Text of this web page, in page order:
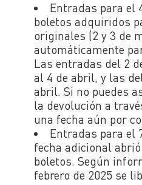
Entradas para el
boletos adquiridos
originales (2 y 3 de
automáticamente
Las entradas del 2
al 4 de abril, y las
abril. Si no puedes
la devolución a
una fecha aún por
Entradas para el
fecha adicional
boletos. Según
febrero de 2025 se